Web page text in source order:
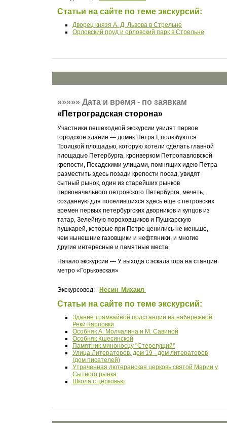
Статьи на сайте по теме экскурсий:
Дворец князя А. Д. Львова в Стрельне
Орловский пруд и орловский парк в Стрельне
»»»»»Дата и время - по заявкам
« Петроградская сторона»
Участники пешеходной экскурсии увидят первое
городское здание — домик Петра I, полюбуются
Троицкой площадью, которую хотели сделать главной
площадью Петербурга, кронверком Петропавловской
крепости, Посадскими улицами, помнящих идею Петра
разместить здесь позади крепости посад, увидят
сытный рынок, один из старейших рынков
первоначального петровского Петербурга, мечеть,
созданную для поселившихся здесь еще с петровских
времен первых петербургских дворников и купцов из
татар, Зелейную пороховщиков и Пушкарскую
пушкарей, которые при Петре ценились не меньше,
чем нынешние газовщики и нефтяники, и многие
другие интересные и памятные места.
Начало экскурсии — У выхода с эскалатора на станции
метро «Горьковская»
Экскурсовод: Несин Михаил
Статьи на сайте по теме экскурсий:
Здание трамвайной подстанции на набережной
Реки Карповки
Особняк А. Молчалина и М. Савиной
Особняк Кшесинской
Памятник миноносцу "Стерегущий"
Улица Литераторов, дом 19 - дом литераторов
(дом писателей)
Утраченная лютеранская церковь святой Марии у
Сытного рынка
Школа с церковью